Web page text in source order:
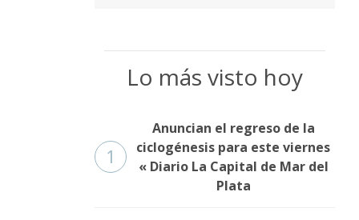
Lo más visto hoy
1
Anuncian el regreso de la
ciclogénesis para este viernes
« Diario La Capital de Mar del
Plata